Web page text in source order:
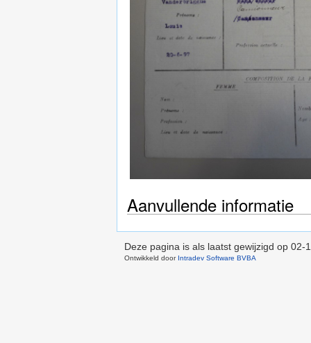
Aanvullende informatie
Deze pagina is als laatst gewijzigd op 02-
Ontwikkeld door Intradev Software BVBA